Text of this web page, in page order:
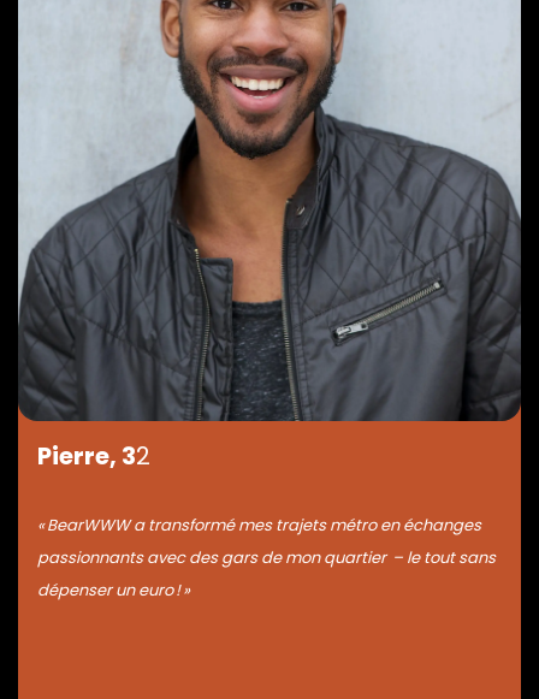
Pierre, 32
« BearWWW a transformé mes trajets métro en échanges
passionnants avec des gars de mon quartier – le tout sans
dépenser un euro ! »